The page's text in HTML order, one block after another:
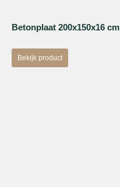
Betonplaat 200x150x16
Bekijk product